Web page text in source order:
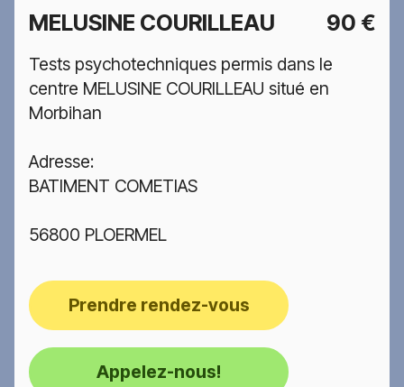
MELUSINE COURILLEAU 90 €
Tests psychotechniques permis dans le
centre MELUSINE COURILLEAU situé en
Morbihan
Adresse:
BATIMENT COMETIAS
56800 PLOERMEL
Prendre rendez-vous
Appelez-nous!